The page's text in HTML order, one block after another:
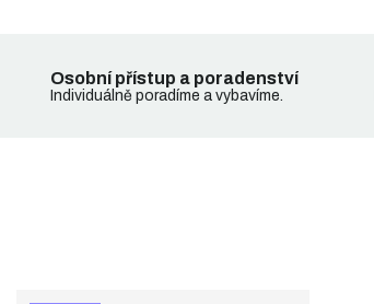
Osobní přístup a poradenství
Individuálně poradíme a vybavíme.